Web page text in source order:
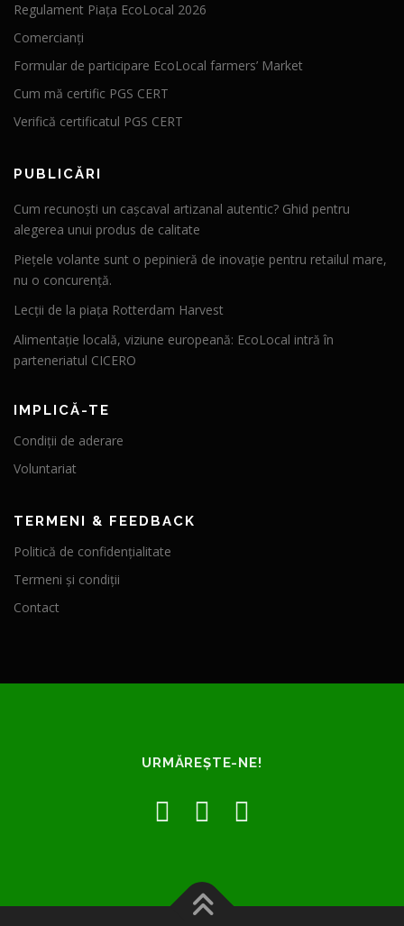
Regulament Piața EcoLocal 2026
Comercianți
Formular de participare EcoLocal farmers’ Market
Cum mă certific PGS CERT
Verifică certificatul PGS CERT
PUBLICĂRI
Cum recunoști un cașcaval artizanal autentic? Ghid pentru
alegerea unui produs de calitate
Piețele volante sunt o pepinieră de inovație pentru retailul mare,
nu o concurență.
Lecții de la piața Rotterdam Harvest
Alimentație locală, viziune europeană: EcoLocal intră în
parteneriatul CICERO
IMPLICĂ-TE
Condiții de aderare
Voluntariat
TERMENI & FEEDBACK
Politică de confidențialitate
Termeni și condiții
Contact
URMĂREȘTE-NE!